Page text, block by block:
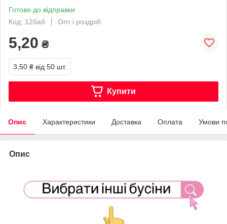
Готово до відправки
Код: 12баб
Опт і роздріб
5,20 ₴
3,50 ₴ від 50 шт.
Купити
Опис Характеристики Доставка Оплата Умови
Опис